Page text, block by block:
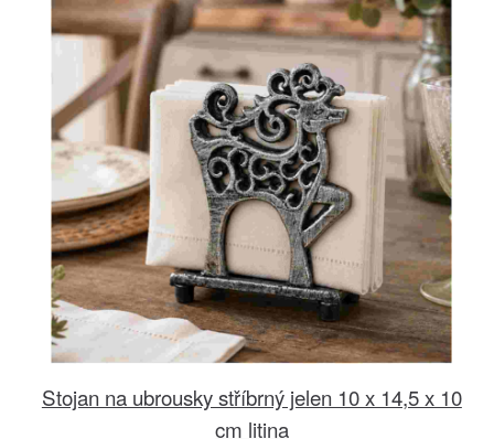
Stojan na ubrousky stříbrný jelen 10 x 14,5 x 10
cm litina